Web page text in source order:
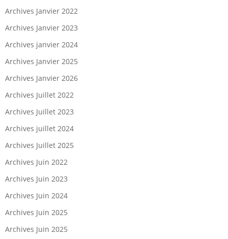
Archives Janvier 2022
Archives Janvier 2023
Archives janvier 2024
Archives Janvier 2025
Archives Janvier 2026
Archives Juillet 2022
Archives Juillet 2023
Archives juillet 2024
Archives Juillet 2025
Archives Juin 2022
Archives Juin 2023
Archives Juin 2024
Archives Juin 2025
Archives Juin 2025